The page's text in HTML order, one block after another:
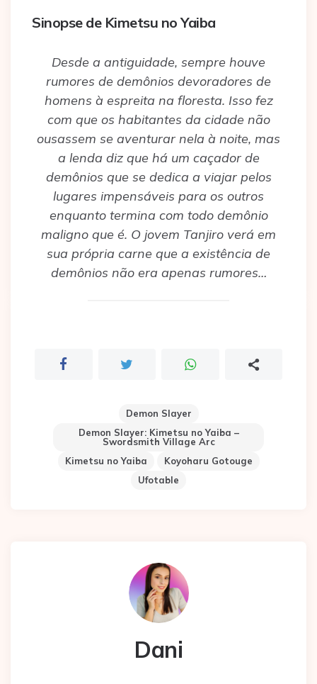
Sinopse de Kimetsu no Yaiba
Desde a antiguidade, sempre houve
rumores de demônios devoradores de
homens à espreita na floresta. Isso fez
com que os habitantes da cidade não
ousassem se aventurar nela à noite, mas
a lenda diz que há um caçador de
demônios que se dedica a viajar pelos
lugares impensáveis para os outros
enquanto termina com todo demônio
maligno que é. O jovem Tanjiro verá em
sua própria carne que a existência de
demônios não era apenas rumores…
Demon Slayer
Demon Slayer: Kimetsu no Yaiba –
Swordsmith Village Arc
Kimetsu no Yaiba
Koyoharu Gotouge
Ufotable
Dani